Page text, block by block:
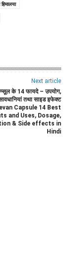
Next article
के 14 फायदे – उपयोग,
तथा साइड इफेक्ट
Capsule 14 Best
and Uses, Dosage,
& Side effects in
Hindi